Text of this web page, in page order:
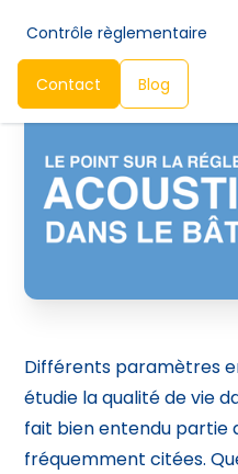
Contrôle règlementaire
Contact Blog
Différents paramètres
étudie la qualité de vie
fait bien entendu partie
fréquemment citées.